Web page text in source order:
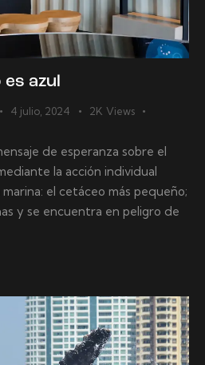
azul
4 julio, 2024 2K Views
de esperanza sobre el
la acción individual
el cetáceo más pequeño;
y se encuentra en peligro de